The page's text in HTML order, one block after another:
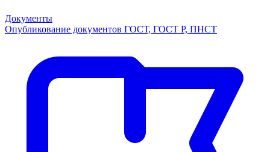
Документы
Опубликование документов ГОСТ, ГОСТ Р, ПНСТ